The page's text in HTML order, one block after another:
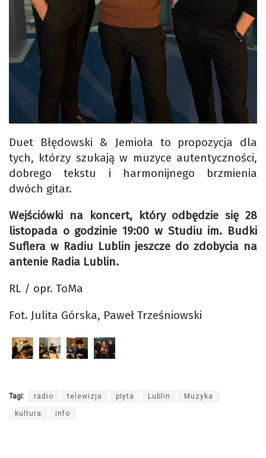
Duet Błędowski & Jemioła to propozycja dla
tych, którzy szukają w muzyce autentyczności,
dobrego tekstu i harmonijnego brzmienia
dwóch gitar.
Wejściówki na koncert, który odbędzie się 28
listopada o godzinie 19:00 w Studiu im. Budki
Suflera w Radiu Lublin jeszcze do zdobycia na
antenie Radia Lublin.
RL / opr. ToMa
Fot. Julita Górska, Paweł Trześniowski
Tagi: radio telewizja płyta Lublin Muzyka
kultura info